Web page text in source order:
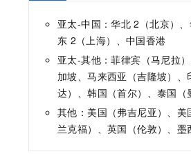
亚太-中国：华北 2（北京）
东 2（上海）、中国香港
亚太-其他：菲律宾（马尼拉
加坡、马来西亚（吉隆坡）、
达）、韩国（首尔）、泰国（
其他：美国（弗吉尼亚）、
兰克福）、英国（伦敦）、墨